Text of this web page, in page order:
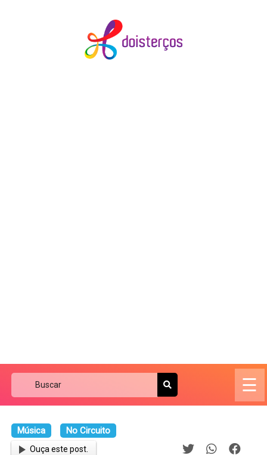
☰
Música No Circuito
Ouça este post.